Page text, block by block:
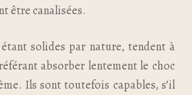
être canalisées.
solides par nature, tendent à
absorber lentement le choc
Ils sont toutefois capables, s’il